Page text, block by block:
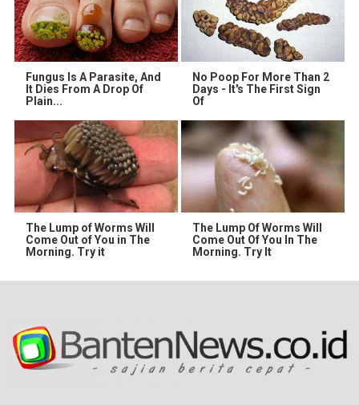
Fungus Is A Parasite, And
It Dies From A Drop Of
Plain...
No Poop For More Than 2
Days - It's The First Sign
Of
The Lump of Worms Will
Come Out of You in The
Morning. Try it
The Lump Of Worms Will
Come Out Of You In The
Morning. Try It